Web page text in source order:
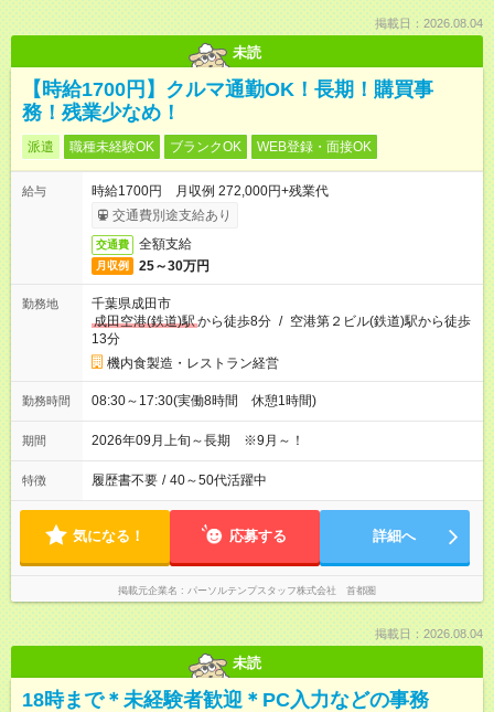
掲載日：2026.08.04
未読
【時給1700円】クルマ通勤OK！長期！購買事
務！残業少なめ！
派遣 職種未経験OK ブランクOK WEB登録・面接OK
給与
時給1700円 月収例 272,000円+残業代
交通費別途支給あり
交通費 全額支給
月収例 25～30万円
勤務地
千葉県成田市
成田空港(鉄道)駅から徒歩8分 / 空港第２ビル(鉄道)駅から徒歩
13分
機内食製造・レストラン経営
勤務時間 08:30～17:30(実働8時間 休憩1時間)
期間 2026年09月上旬～長期 ※9月～！
特徴 履歴書不要 / 40～50代活躍中
気になる！ 応募する 詳細へ
掲載元企業名 パーソルテンプスタッフ株式会社 首都圏
掲載日：2026.08.04
未読
18時まで＊未経験者歓迎＊PC入力などの事務